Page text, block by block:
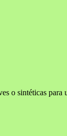
o sintéticas para